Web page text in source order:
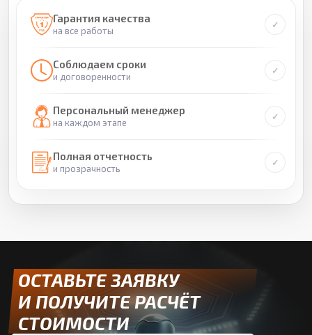
Гарантия качества
на все работы
Соблюдаем сроки
и договоренности
Персональный менеджер
на каждом этапе
Полная отчетность
и прозрачность
ОСТАВЬТЕ ЗАЯВКУ
И ПОЛУЧИТЕ РАСЧЁТ
СТОИМОСТИ